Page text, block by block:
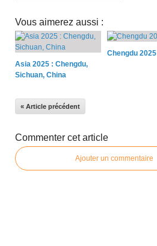
Vous aimerez aussi :
Asia 2025 : Chengdu,
Sichuan, China
Chengdu 2025
« Article précédent
Commenter cet article
Ajouter un commentaire